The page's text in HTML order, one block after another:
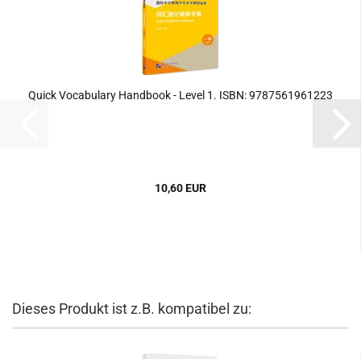
Quick Vocabulary Handbook - Level 1. ISBN: 9787561961223
10,60 EUR
Dieses Produkt ist z.B. kompatibel zu: